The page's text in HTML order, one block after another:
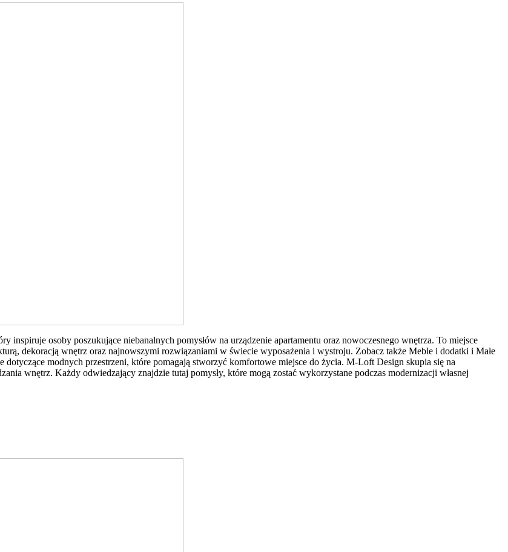
osoby poszukujące niebanalnych pomysłów na urządzenie apartamentu oraz nowoczesnego wnętrza. To miejsce
dekoracją wnętrz oraz najnowszymi rozwiązaniami w świecie wyposażenia i wystroju. Zobacz także Meble i dodatki i Małe
modnych przestrzeni, które pomagają stworzyć komfortowe miejsce do życia. M-Loft Design skupia się na
wnętrz. Każdy odwiedzający znajdzie tutaj pomysły, które mogą zostać wykorzystane podczas modernizacji własnej